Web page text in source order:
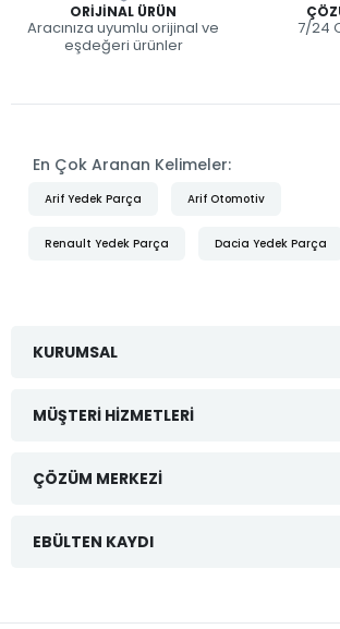
ORIJINAL ÜRÜN
Aracınıza uyumlu orijinal ve
eşdeğeri ürünler
7/24
En Çok Aranan Kelimeler:
Arif Yedek Parça Arif Otomotiv
Renault Yedek Parça Dacia Yedek Parça
KURUMSAL
MÜŞTERI HIZMETLERI
ÇÖZÜM MERKEZI
EBÜLTEN KAYDI